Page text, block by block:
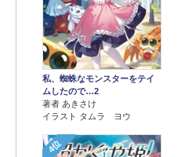
私、蜘蛛なモンスターをテイ
ムしたので…2
著者 あきさけ
イラスト タムラ ヨウ
4位